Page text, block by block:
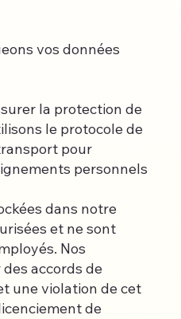
vos données
la protection de
le protocole de
pour
personnels
dans notre
et ne sont
Nos
accords de
une violation de cet
de